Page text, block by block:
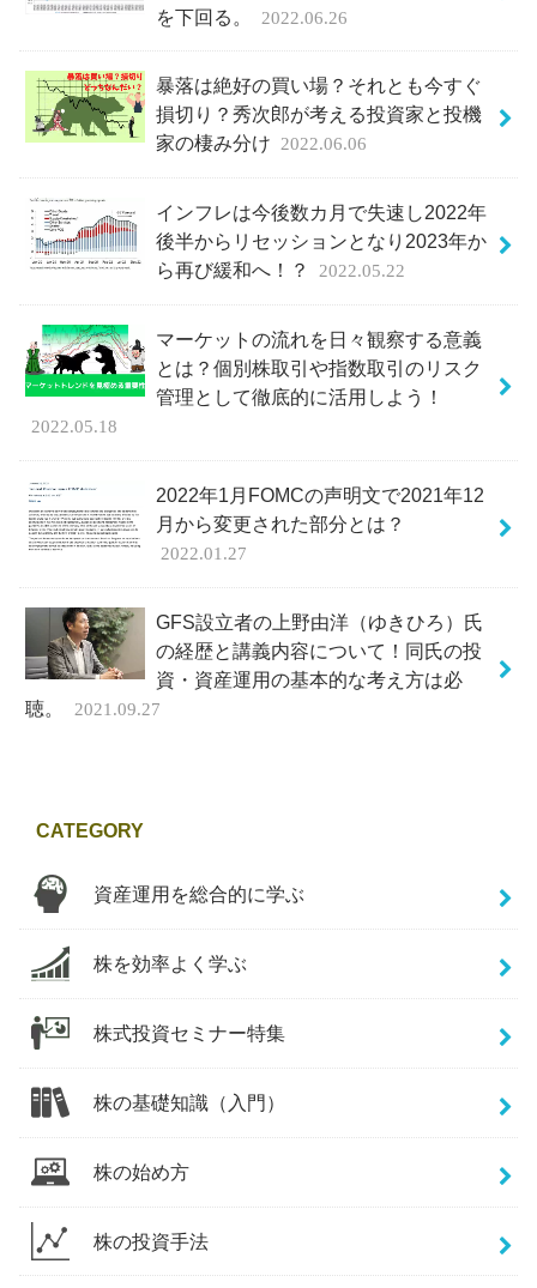
を下回る。
2022.06.26
暴落は絶好の買い場？それとも今すぐ
損切り？秀次郎が考える投資家と投機
家の棲み分け 2022.06.06
インフレは今後数カ月で失速し2022年
後半からリセッションとなり2023年か
ら再び緩和へ！？
2022.05.22
マーケットの流れを日々観察する意義
とは？個別株取引や指数取引のリスク
管理として徹底的に活用しよう！
2022.05.18
2022年1月FOMCの声明文で2021年12
月から変更された部分とは？
2022.01.27
GFS設立者の上野由洋（ゆきひろ）氏
の経歴と講義内容について！同氏の投
資・資産運用の基本的な考え方は必
聴。
2021.09.27
CATEGORY
資産運用を総合的に学ぶ
株を効率よく学ぶ
株式投資セミナー特集
株の基礎知識（入門）
株の始め方
株の投資手法